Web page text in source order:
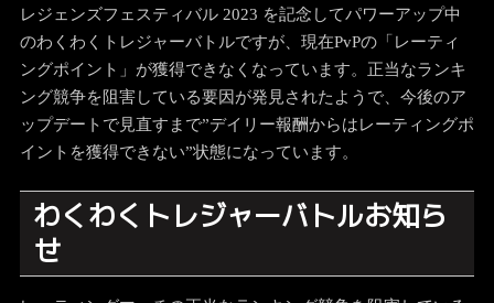
レジェンズフェスティバル 2023 を記念してパワーアップ中
のわくわくトレジャーバトルですが、現在PvPの「レーティ
ングポイント」が獲得できなくなっています。正当なランキ
ング競争を阻害している要因が発見されたようで、今後のア
ップデートで見直すまで”デイリー報酬からはレーティングポ
イントを獲得できない”状態になっています。
わくわくトレジャーバトルお知ら
せ